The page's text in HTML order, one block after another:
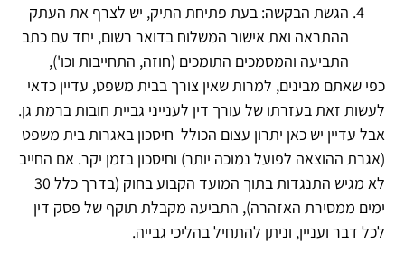
הגשת הבקשה: בעת פתיחת התיק, יש לצרף את העתק
ההתראה ואת אישור המשלוח בדואר רשום, יחד עם כתב
התביעה והמסמכים התומכים (חוזה, התחייבות וכו'),
כפי שאתם מבינים, למרות שאין צורך בבית משפט, עדיין כדאי
לעשות זאת בעזרתו של עורך דין לענייני גביית חובות ברמת גן.
אבל עדיין יש כאן יתרון עצום הכולל חיסכון באגרות בית משפט
(אגרת ההוצאה לפועל נמוכה יותר) וחיסכון בזמן יקר. אם החייב
לא מגיש התנגדות בתוך המועד הקבוע בחוק (בדרך כלל 30
ימים ממסירת האזהרה), התביעה מקבלת תוקף של פסק דין
לכל דבר ועניין, וניתן להתחיל בהליכי גבייה.